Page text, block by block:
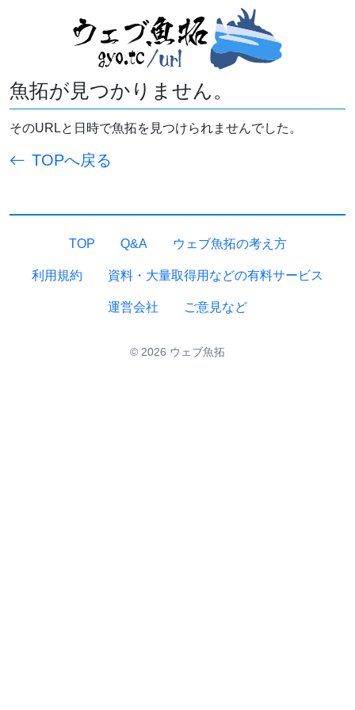
魚拓が見つかりません。
そのURLと日時で魚拓を見つけられませんでした。
TOPへ戻る
TOP Q&A ウェブ魚拓の考え方
利用規約 資料・大量取得用などの有料サービス
運営会社 ご意見など
© 2026 ウェブ魚拓